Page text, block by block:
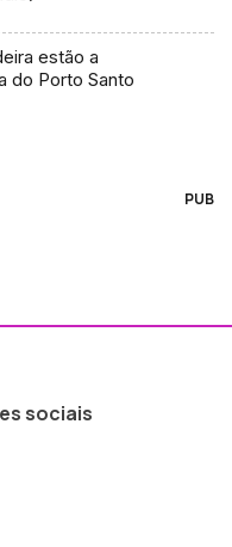
estão a
do Porto Santo
PUB
sociais
ao